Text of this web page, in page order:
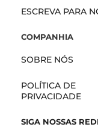
ESCREVA PARA
COMPANHIA
SOBRE NÓS
POLÍTICA DE
PRIVACIDADE
SIGA NOSSAS